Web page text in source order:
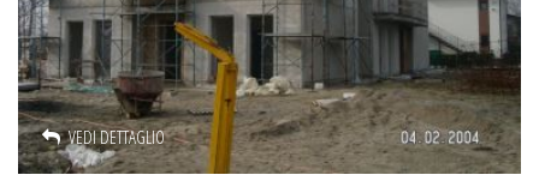
VEDI DETTAGLIO